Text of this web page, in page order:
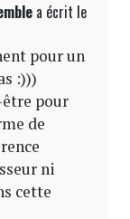
a écrit le
pour un
:)))
pour
de
ni
cette